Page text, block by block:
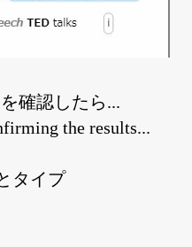
確認したら...
the results...
タイプ